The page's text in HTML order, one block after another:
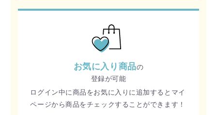
お気に入り商品の
登録が可能
ログイン中に商品をお気に入りに追加するとマイ
ページから商品をチェックすることができます！